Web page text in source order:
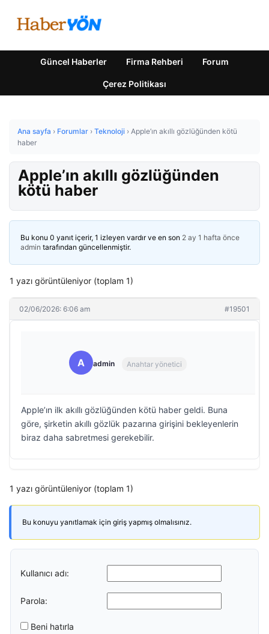
Güncel Haberler Firma Rehberi Forum
Çerez Politikası
Ana sayfa › Forumlar › Teknoloji › Apple’ın akıllı gözlüğünden kötü
haber
Apple’ın akıllı gözlüğünden
kötü haber
Bu konu 0 yanıt içerir, 1 izleyen vardır ve en son 2 ay 1 hafta önce
admin tarafından güncellenmiştir.
1 yazı görüntüleniyor (toplam 1)
02/06/2026: 6:06 am #19501
A admin Anahtar yönetici
Apple’ın ilk akıllı gözlüğünden kötü haber geldi. Buna
göre, şirketin akıllı gözlük pazarına girişini bekleyenlerin
biraz daha sabretmesi gerekebilir.
1 yazı görüntüleniyor (toplam 1)
Bu konuyu yanıtlamak için giriş yapmış olmalısınız.
Kullanıcı adı:
Parola:
Beni hatırla